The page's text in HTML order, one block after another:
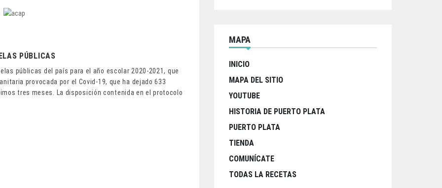
PÚBLICAS
públicas del país para el año escolar 2020-2021, que
provocada por el Covid-19, que ha dejado 633
tres meses. La disposición contenida en el protocolo
MAPA
INICIO
MAPA DEL SITIO
YOUTUBE
HISTORIA DE PUERTO PLATA
PUERTO PLATA
TIENDA
COMUNÍCATE
TODAS LA RECETAS